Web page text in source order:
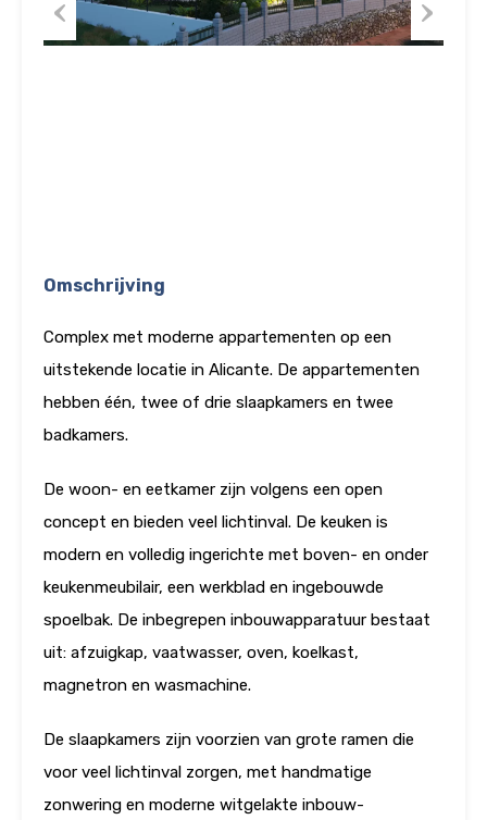
Omschrijving
Complex met moderne appartementen op een
uitstekende locatie in Alicante. De appartementen
hebben één, twee of drie slaapkamers en twee
badkamers.
De woon- en eetkamer zijn volgens een open
concept en bieden veel lichtinval. De keuken is
modern en volledig ingerichte met boven- en onder
keukenmeubilair, een werkblad en ingebouwde
spoelbak. De inbegrepen inbouwapparatuur bestaat
uit: afzuigkap, vaatwasser, oven, koelkast,
magnetron en wasmachine.
De slaapkamers zijn voorzien van grote ramen die
voor veel lichtinval zorgen, met handmatige
zonwering en moderne witgelakte inbouw-